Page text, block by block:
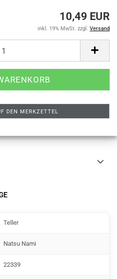
10,49 EUR
inkl. 19% MwSt. zzgl. Versand
DEN MERKZETTEL
Teller
Natsu Nami
22339